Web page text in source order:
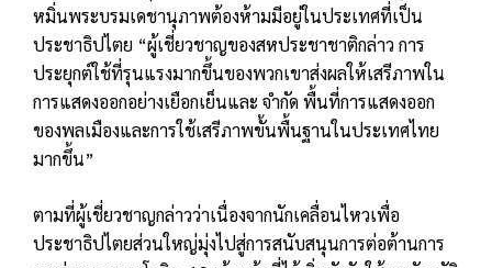
หมิ่นพระบรมเดชานุภาพต้องห้ามมีอยู่ในประเทศที่เป็น
ประชาธิปไตย “ผู้เชี่ยวชาญของสหประชาชาติกล่าว การ
ประยุกต์ใช้ที่รุนแรงมากขึ้นของพวกเขาส่งผลให้เสรีภาพใน
การแสดงออกอย่างเยือกเย็นและ จำกัด พื้นที่การแสดงออก
ของพลเมืองและการใช้เสรีภาพขั้นพื้นฐานในประเทศไทย
มากขึ้น”
ตามที่ผู้เชี่ยวชาญกล่าวว่าเนื่องจากนักเคลื่อนไหวเพื่อ
ประชาธิปไตยส่วนใหญ่มุ่งไปสู่การสนับสนุนการต่อต้านการ